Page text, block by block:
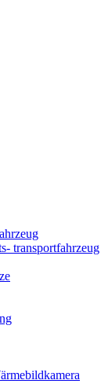
transportfahrzeug